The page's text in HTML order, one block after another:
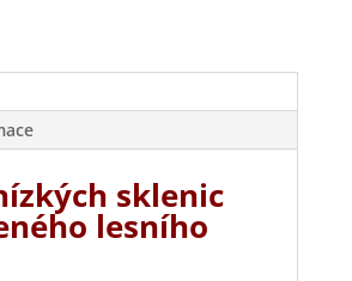
sklenic
lesního